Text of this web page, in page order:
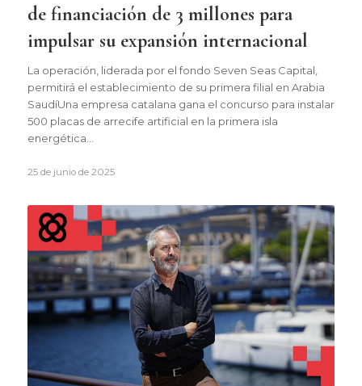
de financiación de 3 millones para
impulsar su expansión internacional
La operación, liderada por el fondo Seven Seas Capital,
permitirá el establecimiento de su primera filial en Arabia
SaudíUna empresa catalana gana el concurso para instalar
500 placas de arrecife artificial en la primera isla
energética…
25 de junio de 2025